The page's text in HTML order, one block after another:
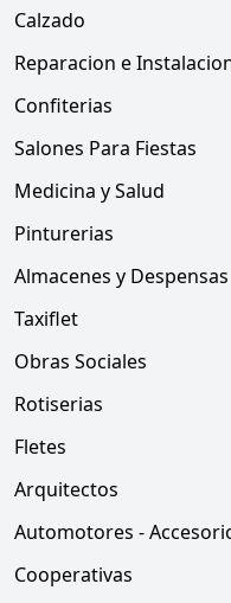
Calzado
Reparacion e
Confiterias
Salones Para Fiestas
Medicina y Salud
Pinturerias
Almacenes y Despensas
Taxiflet
Obras Sociales
Rotiserias
Fletes
Arquitectos
Automotores -
Cooperativas